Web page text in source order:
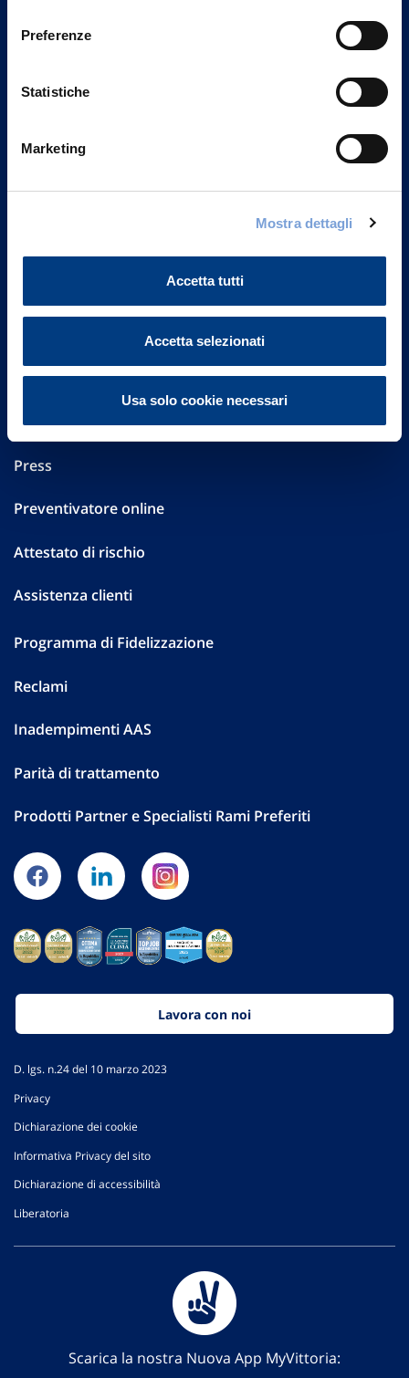
Preferenze
Statistiche
Marketing
Mostra dettagli
Accetta tutti
Accetta selezionati
Usa solo cookie necessari
Vittoria Assicurazioni S.p.A.
Part. IVA 01329510158
Sostenibilità
Performances
Press
Preventivatore online
Attestato di rischio
Assistenza clienti
Programma di Fidelizzazione
Reclami
Inadempimenti AAS
Parità di trattamento
Prodotti Partner e Specialisti Rami Preferiti
Lavora con noi
D. lgs. n.24 del 10 marzo 2023
Privacy
Dichiarazione dei cookie
Informativa Privacy del sito
Dichiarazione di accessibilità
Liberatoria
Scarica la nostra Nuova App MyVittoria: